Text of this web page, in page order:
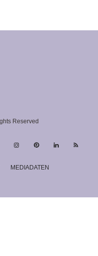
Reserved
MEDIADATEN